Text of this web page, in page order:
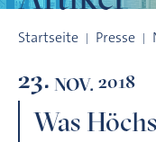
Startseite Presse
23. NOV. 2018
Was